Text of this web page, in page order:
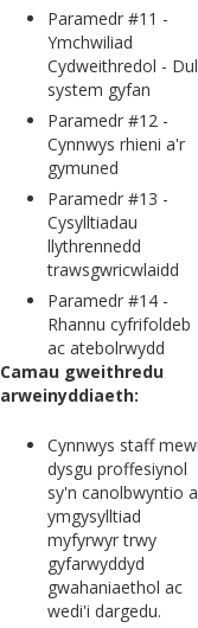
Paramedr #11 -
Ymchwiliad
Cydweithredol -
system gyfan
Paramedr #12 -
Cynnwys rhieni a'r
gymuned
Paramedr #13 -
Cysylltiadau
llythrennedd
trawsgwricwlaidd
Paramedr #14 -
Rhannu cyfrifoldeb
ac atebolrwydd
Camau gweithredu
arweinyddiaeth:
Cynnwys staff
dysgu proffesiynol
sy'n canolbwyntio
ymgysylltiad
myfyrwyr trwy
gyfarwyddyd
gwahaniaethol ac
wedi'i dargedu.